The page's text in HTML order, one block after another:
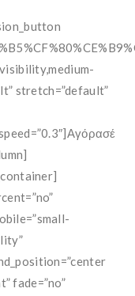
stretch=”default”
fade=”no”